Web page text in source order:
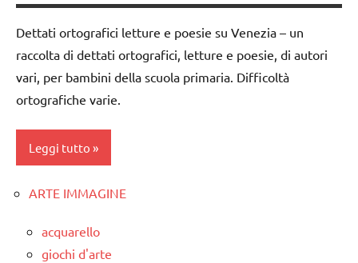
ortografici
LINGUAGGIO
TUTTI GLI
PER ETA'
ARTICOLI
GEOGRAFIA
geografia
Waldorf
GUIDA
DIDATTICA
WALDORF
e
cartine
geografia
dettati
ortografici
GEOGRAFIA
Terra
ARTICOLI
Dettati ortografici letture e poesie su Venezia – un
raccolta di dettati ortografici, letture e poesie, di autori
vari, per bambini della scuola primaria. Difficoltà
ortografiche varie.
Leggi tutto
classe
ARTE IMMAGINE
acquarello
giochi d'arte